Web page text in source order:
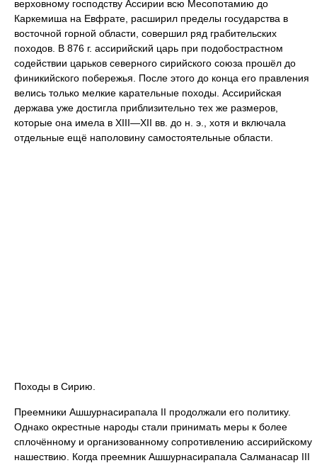
верховному господству Ассирии всю Месопотамию до
Каркемиша на Евфрате, расширил пределы государства в
восточной горной области, совершил ряд грабительских
походов. В 876 г. ассирийский царь при подобострастном
содействии царьков северного сирийского союза прошёл до
финикийского побережья. После этого до конца его правления
велись только мелкие карательные походы. Ассирийская
держава уже достигла приблизительно тех же размеров,
которые она имела в XIII—XII вв. до н. э., хотя и включала
отдельные ещё наполовину самостоятельные области.
Походы в Сирию.
Преемники Ашшурнасирапала II продолжали его политику.
Однако окрестные народы стали принимать меры к более
сплочённому и организованному сопротивлению ассирийскому
нашествию. Когда преемник Ашшурнасирапала Салманасар III